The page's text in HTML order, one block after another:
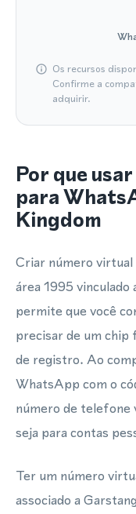
Os recursos
Confirme a
adquirir.
Por que
para
Kingdom
Criar número
área 1995
permite que você
precisar de um chip
de registro. Ao
WhatsApp com o
número de telefone
seja para contas
Ter um número
associado a